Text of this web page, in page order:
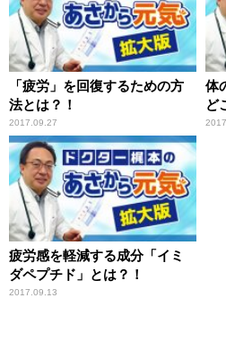
「疲労」を回復するための方
法とは？！
2017.09.27
体
ど
疲労感を軽減する成分「イミ
ダペプチド」とは？！
2017.09.13